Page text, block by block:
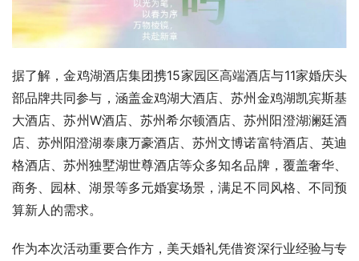
据了解，金鸡湖酒店集团携15家园区高端酒店与11家婚庆头
部品牌共同参与，涵盖金鸡湖大酒店、苏州金鸡湖凯宾斯基
大酒店、苏州W酒店、苏州希尔顿酒店、苏州阳澄湖澜廷酒
店、苏州阳澄湖泰康万豪酒店、苏州文博诺富特酒店、英迪
格酒店、苏州独墅湖世尊酒店等众多知名品牌，覆盖奢华、
商务、园林、湖景等多元婚宴场景，满足不同风格、不同预
算新人的需求。
作为本次活动重要合作方，美天婚礼凭借资深行业经验与专